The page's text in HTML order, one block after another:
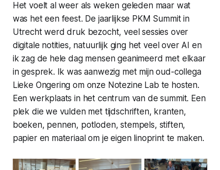
Het voelt al weer als weken geleden maar wat
was het een feest. De jaarlijkse PKM Summit in
Utrecht werd druk bezocht, veel sessies over
digitale notities, natuurlijk ging het veel over AI en
ik zag de hele dag mensen geanimeerd met elkaar
in gesprek. Ik was aanwezig met mijn oud-collega
Lieke Ongering om onze Notezine Lab te hosten.
Een werkplaats in het centrum van de summit. Een
plek die we vulden met tijdschriften, kranten,
boeken, pennen, potloden, stempels, stiften,
papier en materiaal om je eigen linoprint te maken.